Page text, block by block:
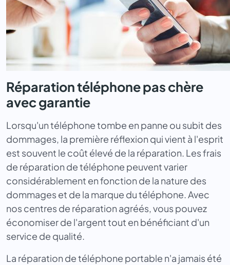
Réparation téléphone pas chère
avec garantie
Lorsqu'un téléphone tombe en panne ou subit des
dommages, la première réflexion qui vient à l'esprit
est souvent le coût élevé de la réparation. Les frais
de réparation de téléphone peuvent varier
considérablement en fonction de la nature des
dommages et de la marque du téléphone. Avec
nos centres de réparation agréés, vous pouvez
économiser de l'argent tout en bénéficiant d'un
service de qualité.
La réparation de téléphone portable n'a jamais été